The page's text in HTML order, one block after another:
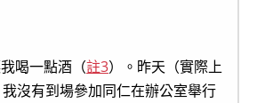
喝一點酒（註3）。昨天（實際上
沒有到場參加同仁在辦公室舉行